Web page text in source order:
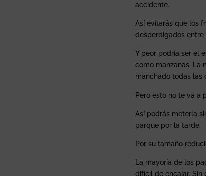
accidente.
Así evitarás que los
desperdigados
Y peor podría ser el
como manzanas. La
manchado todas las
Pero esto no te va a
Así podrás meterla
parque por la tarde.
Por su tamaño
La mayoría de los
difícil de encajar.